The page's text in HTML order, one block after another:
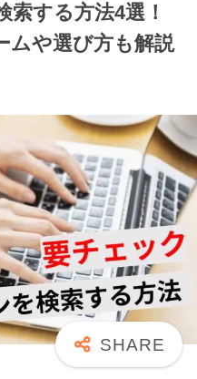
する方法4選！
ムや選び方も解説